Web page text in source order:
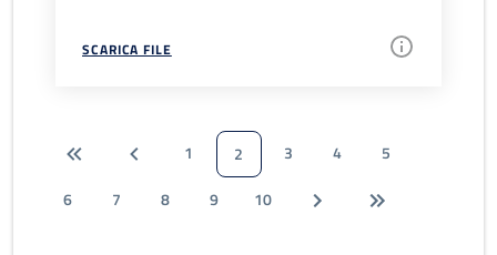
SCARICA FILE
1 2 3 4
5
6
7 8 9 10